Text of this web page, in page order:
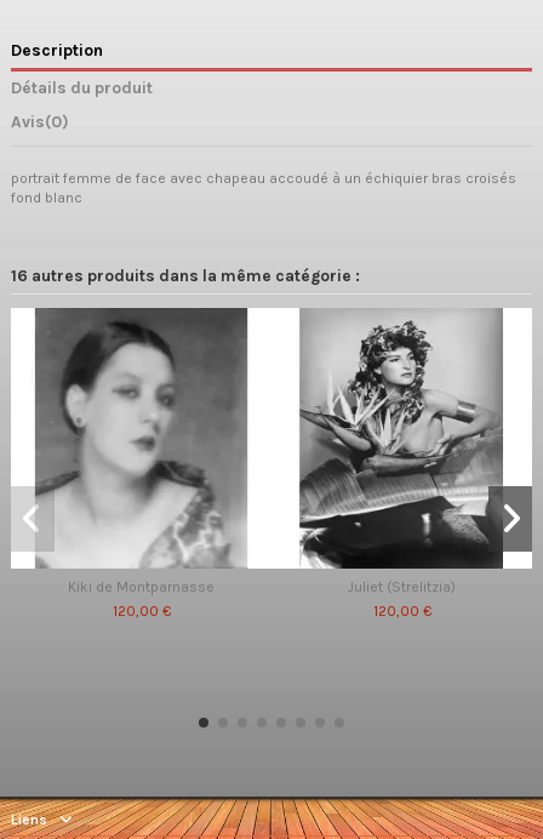
Description
Détails du produit
Avis(0)
portrait femme de face avec chapeau accoudé à un échiquier bras croisés
fond blanc
16 autres produits dans la même catégorie :
Kiki de Montparnasse
120,00 €
Juliet (Strelitzia)
120,00 €
Liens